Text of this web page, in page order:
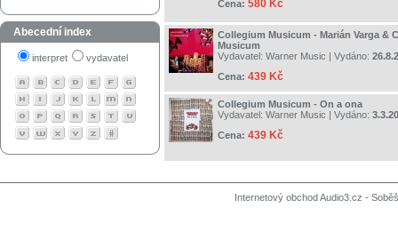
Abecední index
interpret vydavatel
Cena: 580 Kč
Collegium Musicum - Marián Varga &
Musicum
Vydavatel: Warner Music | Vydáno:
Cena: 439 Kč
Collegium Musicum - On a ona
Vydavatel: Warner Music | Vydáno:
Cena: 439 Kč
Internetový obchod Audio3.cz -